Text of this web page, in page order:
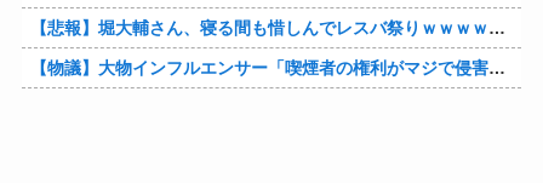
【悲報】堀大輔さん、寝る間も惜しんでレスバ祭りｗｗｗｗｗｗｗｗｗｗｗｗｗｗｗｗｗｗｗｗｗｗｗｗ他
【物議】大物インフルエンサー「喫煙者の権利がマジで侵害されてる。いくら税金払ってるんだ」他